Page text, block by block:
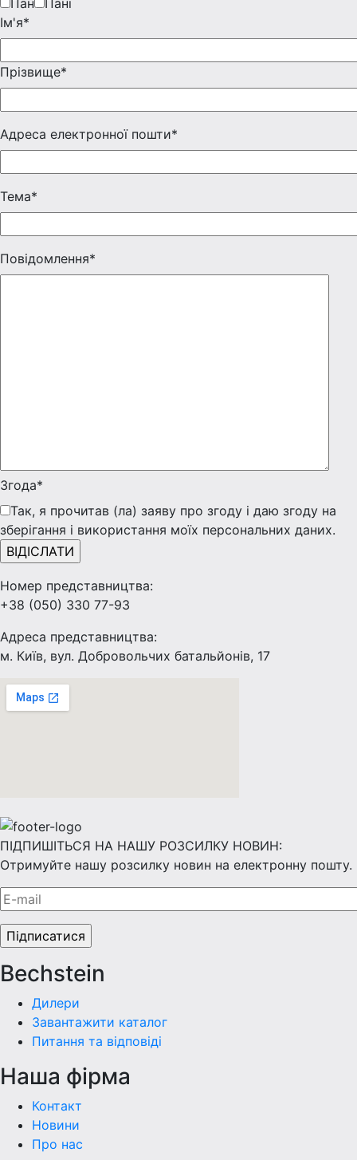
Пан
Пані
Iм'я*
Прізвище*
Адреса електронної пошти*
Тема*
Повідомлення*
Згода*
Так, я прочитав (ла) заяву про згоду і даю згоду на
зберігання і використання моїх персональних даних.
Номер представництва:
+38 (050) 330 77-93
Адреса представництва:
м. Київ, вул. Добровольчих батальйонів, 17
ПІДПИШІТЬСЯ НА НАШУ РОЗСИЛКУ НОВИН:
Отримуйте нашу розсилку новин на електронну пошту.
Bechstein
Дилери
Завантажити каталог
Питання та відповіді
Наша фiрма
Контакт
Новини
Про нас